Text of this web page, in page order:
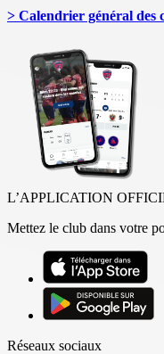
> Calendrier général des
L’APPLICATION
Mettez le club dans votre
Réseaux sociaux